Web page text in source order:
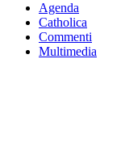
Agenda
Catholica
Commenti
Multimedia